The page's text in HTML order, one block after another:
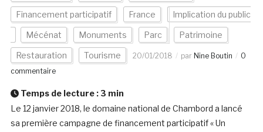
Financement participatif France Implication du public
Mécénat Monuments Parc Patrimoine
Restauration Tourisme 20/01/2018 par Nine Boutin
0
commentaire
Temps de lecture : 3 min
Le 12 janvier 2018, le domaine national de Chambord a lancé
sa première campagne de financement participatif « Un